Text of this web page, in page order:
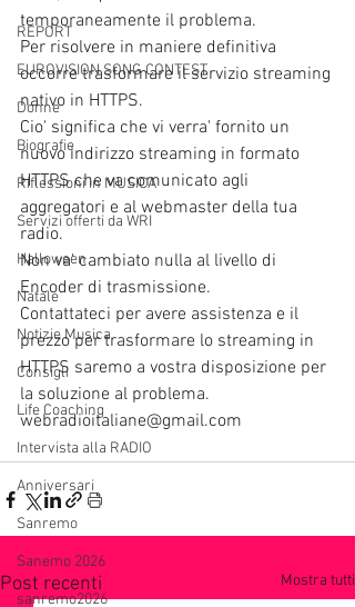
REPORT
EUROVISION SONG CONTEST
Donne
Biografie
Riflessioni in MUSICA
Servizi offerti da WRI
Halloween
Natale
Notizie Musica
Consigli
Life Coaching
Intervista alla RADIO
Anniversari
Sanremo
Sanemo 2026
sanremo2026
temporaneamente il problema.
Per risolvere in maniere definitiva
occorre trasformare il servizio streaming
nativo in HTTPS.
Cio' significa che vi verra' fornito un
nuovo indirizzo streaming in formato
HTTPS che va comunicato agli
aggregatori e al webmaster della tua
radio.
Non va' cambiato nulla al livello di
Encoder di trasmissione.
Contattateci per avere assistenza e il
prezzo per trasformare lo streaming in
HTTPS saremo a vostra disposizione per
la soluzione al problema.
webradioitaliane@gmail.com
Post recenti Mostra tutti